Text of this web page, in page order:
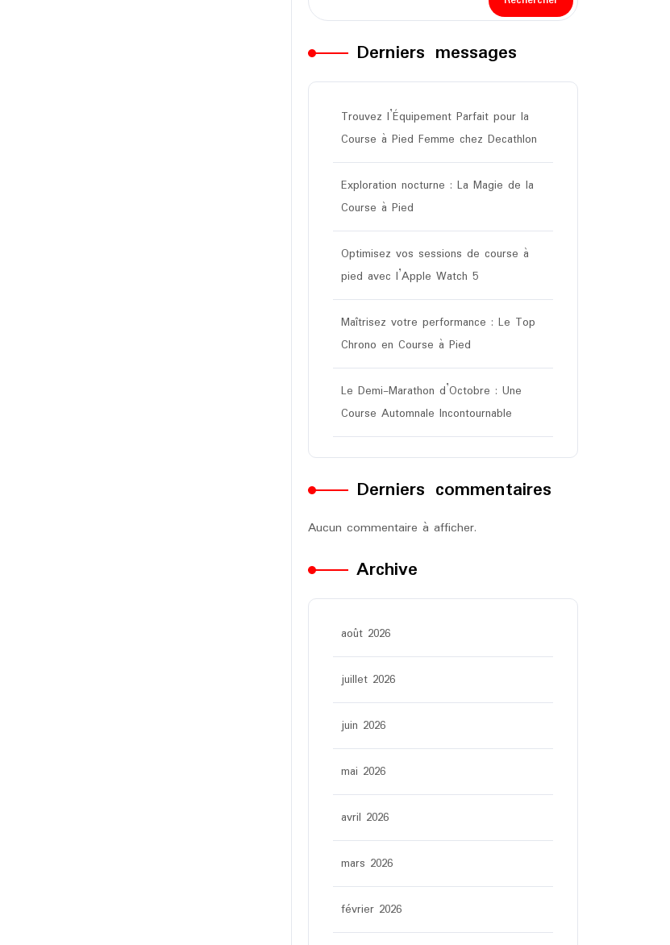
Derniers messages
Trouvez l’Équipement Parfait pour la
Course à Pied Femme chez Decathlon
Exploration nocturne : La Magie de la
Course à Pied
Optimisez vos sessions de course à
pied avec l’Apple Watch 5
Maîtrisez votre performance : Le Top
Chrono en Course à Pied
Le Demi-Marathon d’Octobre : Une
Course Automnale Incontournable
Derniers commentaires
Aucun commentaire à afficher.
Archive
août 2026
juillet 2026
juin 2026
mai 2026
avril 2026
mars 2026
février 2026